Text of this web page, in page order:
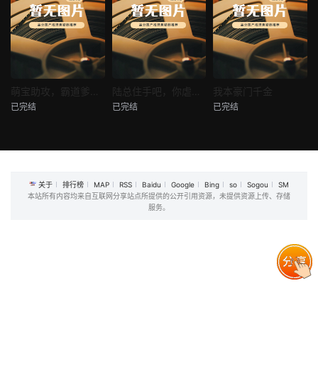
热播
已完结
热播
已完结
热播
我本豪门千金
我本豪门千金
已完结
关于 排行榜 MAP RSS Baidu Google Bing so Sogou
SM
本站所有内容均来自互联网分享站点所提供的公开引用资源，未提供资源上传、存储
服务。